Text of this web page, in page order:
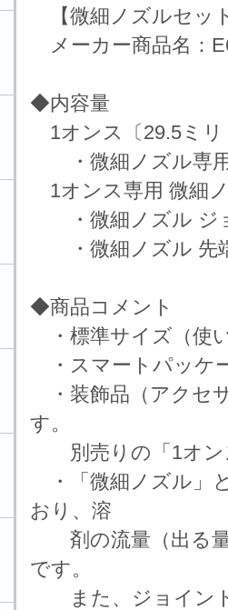
【微細ノズルセッ
メーカー商品名：
◆内容量
1オンス〔29.5ミリ
・微細ノズル専用
1オンス専用 微細
・微細ノズル ジ
・微細ノズル 先
◆商品コメント
・標準サイズ（使
・スマートパッケ
・装飾品（アクセ
す。
別売りの「1オン
・「微細ノズル」
おり、溶
剤の流量（出る量
です。
また、ジョイント